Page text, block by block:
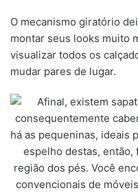
O mecanismo giratório
montar seus looks muito
visualizar todos os
mudar pares de lugar.